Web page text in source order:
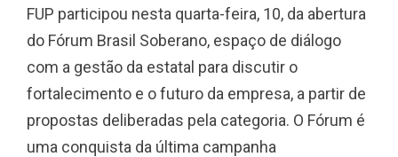
FUP participou nesta quarta-feira, 10, da abertura
do Fórum Brasil Soberano, espaço de diálogo
com a gestão da estatal para discutir o
fortalecimento e o futuro da empresa, a partir de
propostas deliberadas pela categoria. O Fórum é
uma conquista da última campanha